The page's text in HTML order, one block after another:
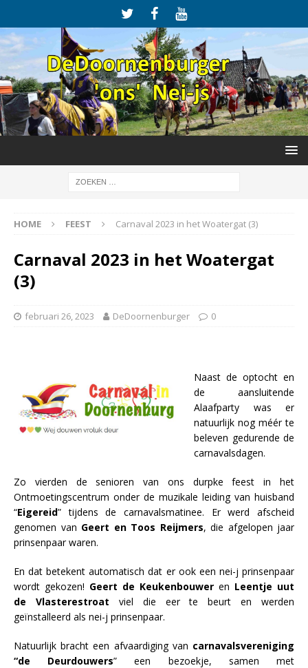
HOME FEEST Carnaval 2023 in het Woatergat (3)
Carnaval 2023 in het Woatergat
(3)
februari 26, 2023 DeDoornenburger 0
Naast de optocht en
de aansluitende
Alaafparty was er
natuurlijk nog méér te
beleven gedurende de
carnavalsdagen.
Zo vierden de senioren van ons durpke feest in het
Ontmoetingscentrum onder de muzikale leiding van huisband
“Eigereid” tijdens de carnavalsmatinee. Er werd afscheid
genomen van Geert en Toos Reijmers, die afgelopen jaar
prinsenpaar waren.
En dat betekent automatisch dat er ook een nei-j prinsenpaar
wordt gekozen! Geert de Keukenbouwer en Leentje uut
de Vlasterestroat viel die eer te beurt en werden
geïnstalleerd als nei-j prinsenpaar.
Natuurlijk bracht een afvaardiging van carnavalsvereniging
“de Deurdouwers” een bezoekje, samen met